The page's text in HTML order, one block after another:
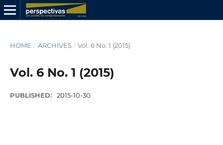
HOME / ARCHIVES / Vol. 6 No. 1 (2015)
Vol. 6 No. 1 (2015)
PUBLISHED: 2015-10-30